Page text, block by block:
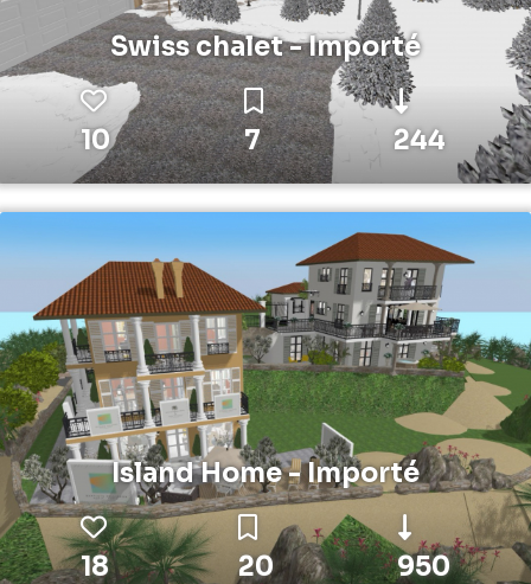
Swiss chalet - Importé
10 7 244
Island Home - Importé
18 20 950